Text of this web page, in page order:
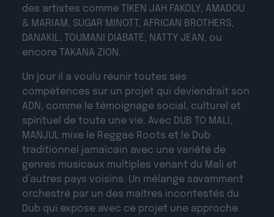
des artistes comme TIKEN JAH FAKOLY, AMADOU
& MARIAM, SUGAR MINOTT, AFRICAN BROTHERS,
DANAKIL, TOUMANI DIABATÉ, NATTY JEAN, ou
encore TAKANA ZION.
Un jour il a voulu réunir toutes ses
compétences sur un projet qui deviendrait son
ADN, comme le témoignage social, culturel et
spirituel de toute une vie. Avec DUB TO MALI,
MANJUL mixe le Reggae Roots et le Dub
traditionnel jamaïcain avec une variété de
genres musicaux multiples venant du Mali et
d’autres pays voisins. Un mélange savamment
orchestré par un des maîtres incontestés du
Dub qui expose avec ce projet une approche